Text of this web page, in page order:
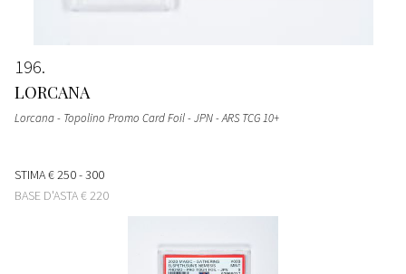
196
LORCANA
Lorcana - Topolino Promo Card Foil - JPN - ARS TCG 10+
STIMA€ 250 - 300
BASE D'ASTA€ 220